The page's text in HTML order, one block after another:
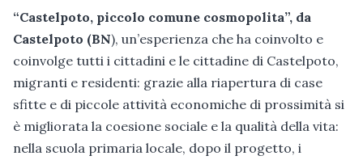
“Castelpoto, piccolo comune cosmopolita”, da
Castelpoto (BN), un’esperienza che ha coinvolto e
coinvolge tutti i cittadini e le cittadine di Castelpoto,
migranti e residenti: grazie alla riapertura di case
sfitte e di piccole attività economiche di prossimità si
è migliorata la coesione sociale e la qualità della vita:
nella scuola primaria locale, dopo il progetto, i